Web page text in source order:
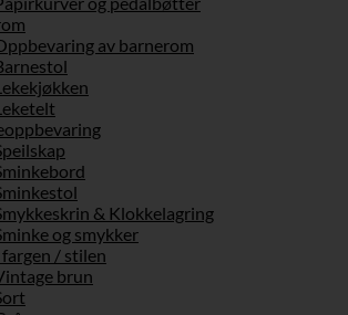
av barnerom
& Klokkelagring
og smykker
/ stilen
brun